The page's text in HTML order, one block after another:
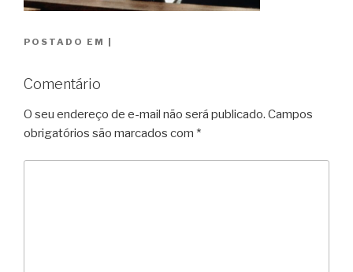
POSTADO EM |
Comentário
O seu endereço de e-mail não será publicado. Campos
obrigatórios são marcados com *